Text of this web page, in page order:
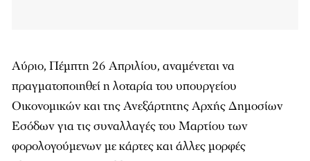
Αύριο, Πέμπτη 26 Απριλίου, αναμένεται να
πραγματοποιηθεί η λοταρία του υπουργείου
Οικονομικών και της Ανεξάρτητης Αρχής Δημοσίων
Εσόδων για τις συναλλαγές του Μαρτίου των
φορολογούμενων με κάρτες και άλλες μορφές